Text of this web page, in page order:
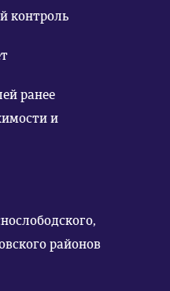
контроль
ранее
и
районов